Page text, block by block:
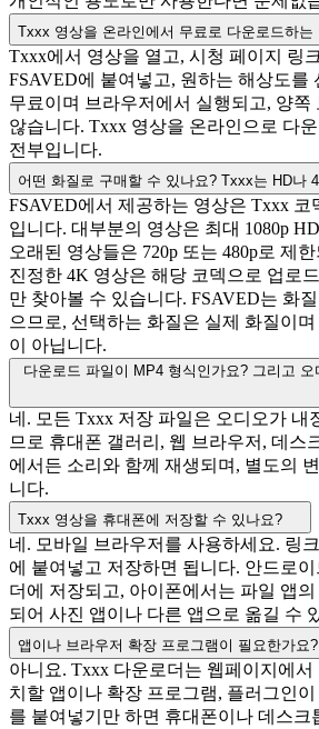
Txxx 영상을 온라인에서 무료로 다운로드하는
Txxx에서 영상을 열고, 시청 페이지 링
FSAVED에 붙여넣고, 원하는 해상도를
무료이며 브라우저에서 실행되고, 양쪽
않습니다. Txxx 영상을 온라인으로 다
전부입니다.
어떤 화질로 구매할 수 있나요? Txxx는 HD나
FSAVED에서 제공하는 영상은 Txxx 코
입니다. 대부분의 영상은 최대 1080p
오래된 영상들은 720p 또는 480p로 제
진정한 4K 영상은 해당 코덱으로 업로
만 찾아볼 수 있습니다. FSAVED는 화
으므로, 선택하는 화질은 실제 화질이
이 아닙니다.
다운로드 파일이 MP4 형식인가요? 그리고
네. 모든 Txxx 저장 파일은 오디오가 내
므로 휴대폰 갤러리, 웹 브라우저, 데스
에서든 소리와 함께 재생되며, 별도의
니다.
Txxx 영상을 휴대폰에 저장할 수 있나요?
네. 모바일 브라우저를 사용하세요. 링
에 붙여넣고 저장하면 됩니다. 안드로
더에 저장되고, 아이폰에서는 파일 앱
되어 사진 앱이나 다른 앱으로 옮길 수
앱이나 브라우저 확장 프로그램이 필요한가요?
아니요. Txxx 다운로더는 웹페이지에서
치할 앱이나 확장 프로그램, 플러그인
를 붙여넣기만 하면 휴대폰이나 데스크